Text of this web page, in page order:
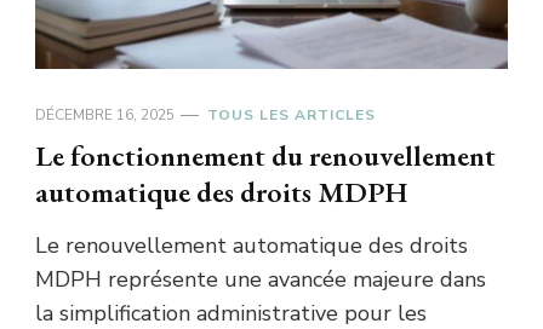
DÉCEMBRE 16, 2025 TOUS LES ARTICLES
Le fonctionnement du renouvellement
automatique des droits MDPH
Le renouvellement automatique des droits
MDPH représente une avancée majeure dans
la simplification administrative pour les